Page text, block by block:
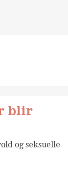
blir
og seksuelle